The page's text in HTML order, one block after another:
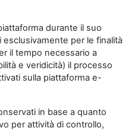
durante il suo
per le finalità
il tempo necessario a
e veridicità) il processo
sulla piattaforma e-
in base a quanto
per attività di controllo,